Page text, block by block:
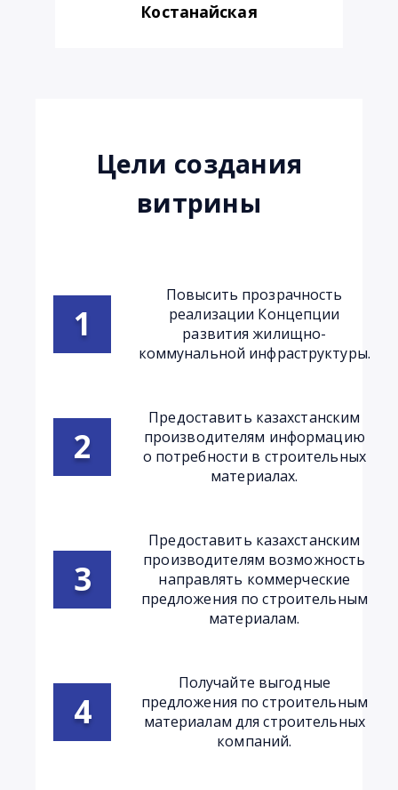
Костанайская
цели создания
витрины
Повысить прозрачность
реализации Концепции
развития жилищно-
коммунальной инфраструктуры.
Предоставить казахстанским
производителям информацию
о потребности в строительных
материалах.
Предоставить казахстанским
производителям возможность
направлять коммерческие
предложения по строительным
материалам.
Получайте выгодные
предложения по строительным
материалам для строительных
компаний.